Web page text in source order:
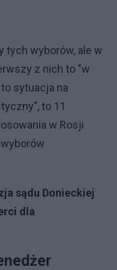
tych wyborów, ale w
z nich to "w
sytuacja na
to 11
w Rosji
sądu Donieckiej
dla